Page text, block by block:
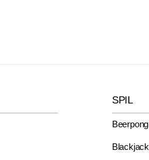
SPIL
Beerpong
Blackjack